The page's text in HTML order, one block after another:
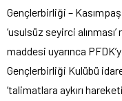
Gençlerbirliği –
‘usulsüz seyirci
maddesi uyarınca
Gençlerbirliği Kulübü
‘talimatlara aykırı